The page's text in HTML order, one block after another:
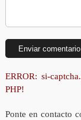
ERROR: si-
PHP!
Ponte en contacto